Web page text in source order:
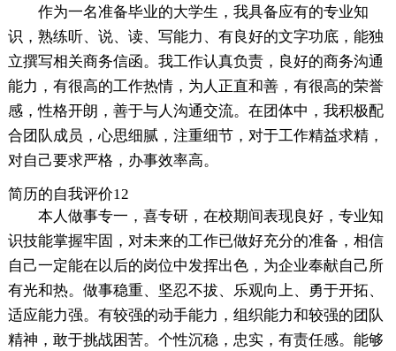
作为一名准备毕业的大学生，我具备应有的专业知
识，熟练听、说、读、写能力、有良好的文字功底，能独
立撰写相关商务信函。我工作认真负责，良好的商务沟通
能力，有很高的工作热情，为人正直和善，有很高的荣誉
感，性格开朗，善于与人沟通交流。在团体中，我积极配
合团队成员，心思细腻，注重细节，对于工作精益求精，
对自己要求严格，办事效率高。
简历的自我评价12
本人做事专一，喜专研，在校期间表现良好，专业知
识技能掌握牢固，对未来的工作已做好充分的准备，相信
自己一定能在以后的岗位中发挥出色，为企业奉献自己所
有光和热。做事稳重、坚忍不拔、乐观向上、勇于开拓、
适应能力强。有较强的动手能力，组织能力和较强的团队
精神，敢于挑战困苦。个性沉稳，忠实，有责任感。能够